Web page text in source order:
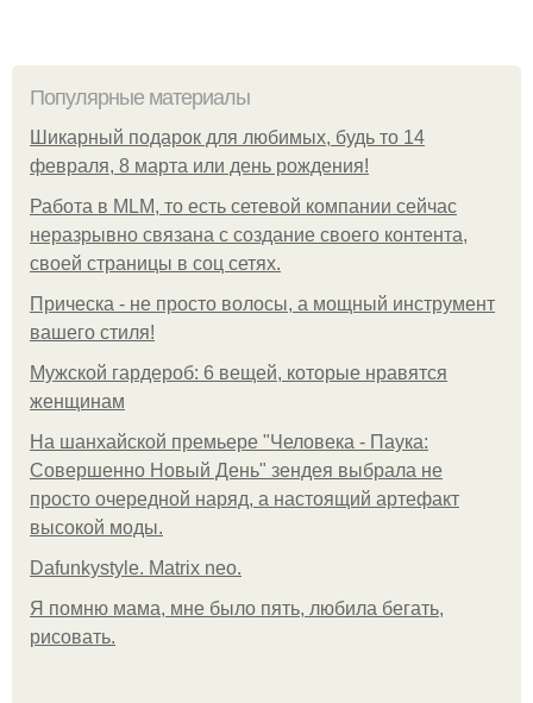
Популярные материалы
Шикарный подарок для любимых, будь то 14
февраля, 8 марта или день рождения!
Работа в MLM, то есть сетевой компании сейчас
неразрывно связана с создание своего контента,
своей страницы в соц сетях.
Прическа - не просто волосы, а мощный инструмент
вашего стиля!
Мужской гардероб: 6 вещей, которые нравятся
женщинам
На шанхайской премьере "Человека - Паука:
Совершенно Новый День" зендея выбрала не
просто очередной наряд, а настоящий артефакт
высокой моды.
Dafunkystyle. Matrix neo.
Я помню мама, мне было пять, любила бегать,
рисовать.